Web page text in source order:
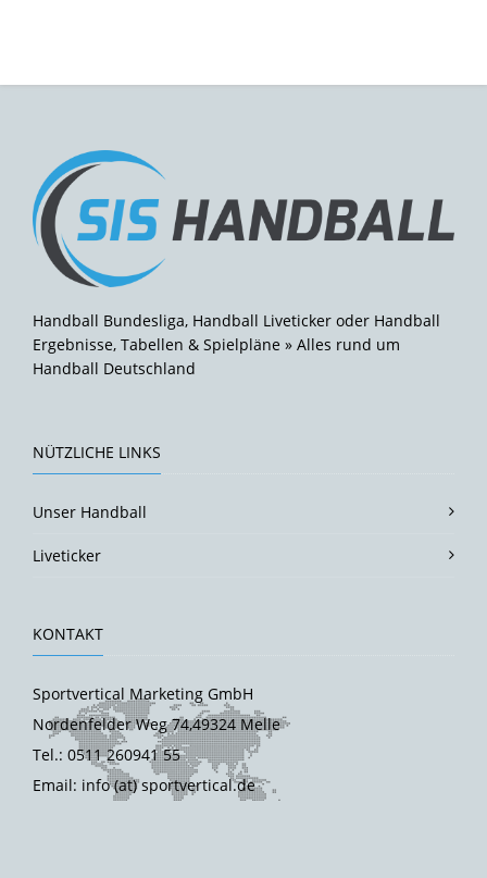
Handball Bundesliga, Handball Liveticker oder Handball
Ergebnisse, Tabellen & Spielpläne » Alles rund um
Handball Deutschland
NÜTZLICHE LINKS
Unser Handball
Liveticker
KONTAKT
Sportvertical Marketing GmbH
Nordenfelder Weg 74,49324 Melle
Tel.: 0511 260941 55
Email: info (at) sportvertical.de